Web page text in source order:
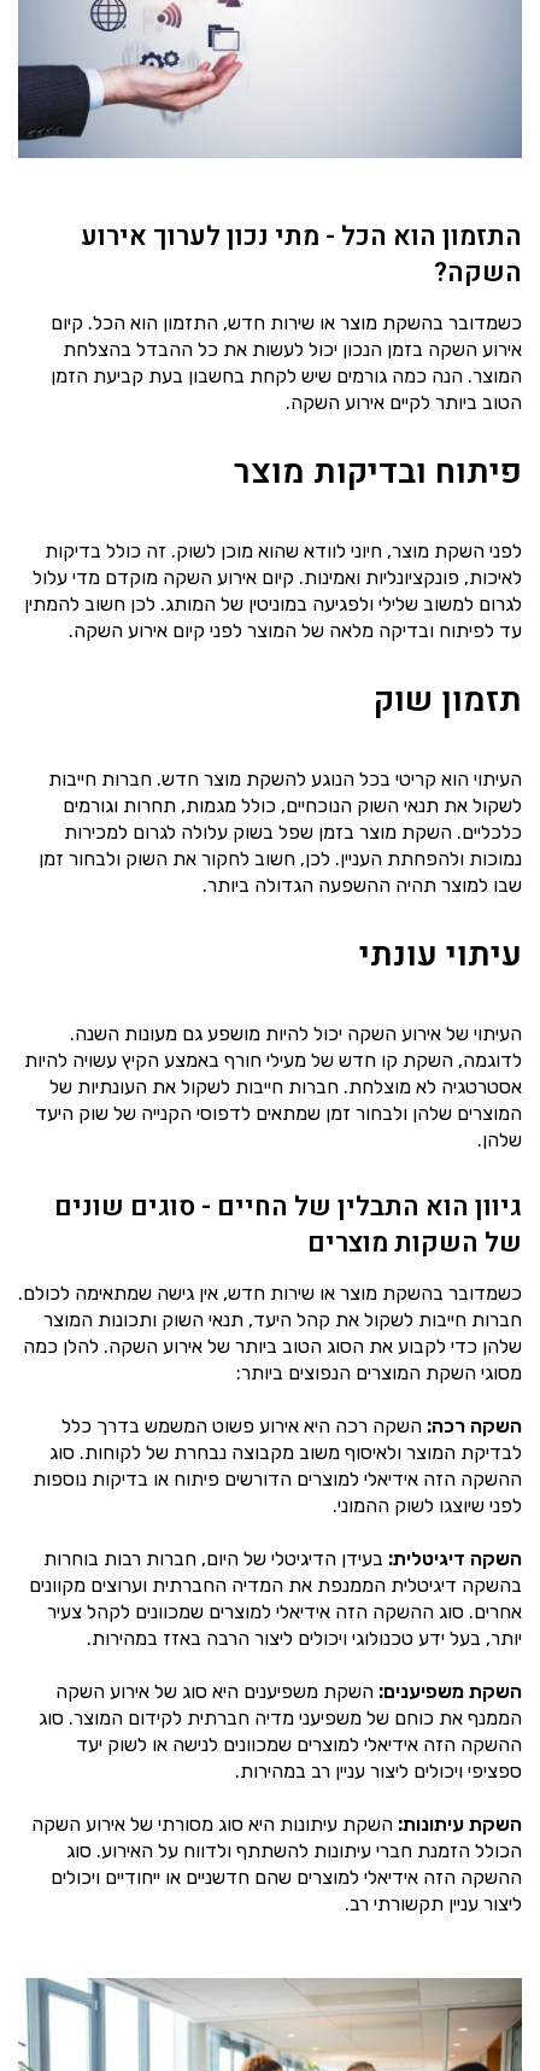
התזמון הוא הכל - מתי נכון לערוך אירוע
השקה?
כשמדובר בהשקת מוצר או שירות חדש, התזמון הוא הכל. קיום
אירוע השקה בזמן הנכון יכול לעשות את כל ההבדל בהצלחת
המוצר. הנה כמה גורמים שיש לקחת בחשבון בעת קביעת הזמן
הטוב ביותר לקיים אירוע השקה.
פיתוח ובדיקות מוצר
לפני השקת מוצר, חיוני לוודא שהוא מוכן לשוק. זה כולל בדיקות
לאיכות, פונקציונליות ואמינות. קיום אירוע השקה מוקדם מדי עלול
לגרום למשוב שלילי ולפגיעה במוניטין של המותג. לכן חשוב להמתין
עד לפיתוח ובדיקה מלאה של המוצר לפני קיום אירוע השקה.
תזמון שוק
העיתוי הוא קריטי בכל הנוגע להשקת מוצר חדש. חברות חייבות
לשקול את תנאי השוק הנוכחיים, כולל מגמות, תחרות וגורמים
כלכליים. השקת מוצר בזמן שפל בשוק עלולה לגרום למכירות
נמוכות ולהפחתת העניין. לכן, חשוב לחקור את השוק ולבחור זמן
שבו למוצר תהיה ההשפעה הגדולה ביותר.
עיתוי עונתי
העיתוי של אירוע השקה יכול להיות מושפע גם מעונות השנה.
לדוגמה, השקת קו חדש של מעילי חורף באמצע הקיץ עשויה להיות
אסטרטגיה לא מוצלחת. חברות חייבות לשקול את העונתיות של
המוצרים שלהן ולבחור זמן שמתאים לדפוסי הקנייה של שוק היעד
שלהן.
גיוון הוא התבלין של החיים - סוגים שונים
של השקות מוצרים
כשמדובר בהשקת מוצר או שירות חדש, אין גישה שמתאימה לכולם.
חברות חייבות לשקול את קהל היעד, תנאי השוק ותכונות המוצר
שלהן כדי לקבוע את הסוג הטוב ביותר של אירוע השקה. להלן כמה
מסוגי השקת המוצרים הנפוצים ביותר:
השקה רכה: השקה רכה היא אירוע פשוט המשמש בדרך כלל
לבדיקת המוצר ולאיסוף משוב מקבוצה נבחרת של לקוחות. סוג
ההשקה הזה אידיאלי למוצרים הדורשים פיתוח או בדיקות נוספות
לפני שיוצגו לשוק ההמוני.
השקה דיגיטלית: בעידן הדיגיטלי של היום, חברות רבות בוחרות
בהשקה דיגיטלית הממנפת את המדיה החברתית וערוצים מקוונים
אחרים. סוג ההשקה הזה אידיאלי למוצרים שמכוונים לקהל צעיר
יותר, בעל ידע טכנולוגי ויכולים ליצור הרבה באזז במהירות.
השקת משפיענים: השקת משפיענים היא סוג של אירוע השקה
הממנף את כוחם של משפיעני מדיה חברתית לקידום המוצר. סוג
ההשקה הזה אידיאלי למוצרים שמכוונים לנישה או לשוק יעד
ספציפי ויכולים ליצור עניין רב במהירות.
השקת עיתונות: השקת עיתונות היא סוג מסורתי של אירוע השקה
הכולל הזמנת חברי עיתונות להשתתף ולדווח על האירוע. סוג
ההשקה הזה אידיאלי למוצרים שהם חדשניים או ייחודיים ויכולים
ליצור עניין תקשורתי רב.